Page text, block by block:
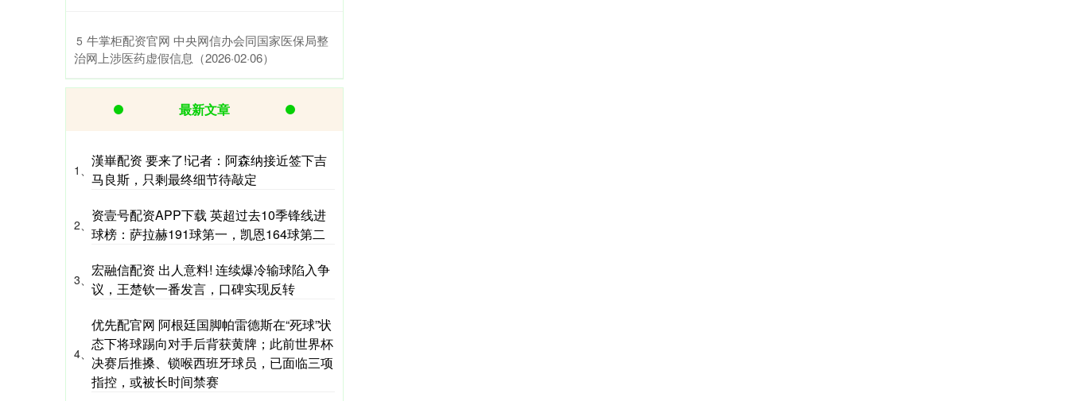
5 ​牛掌柜配资官网 中央网信办会同国家医保局整
治网上涉医药虚假信息（2026·02·06）
最新文章
1、
漢崋配资 要来了!记者：阿森纳接近签下吉
马良斯，只剩最终细节待敲定
2、
资壹号配资APP下载 英超过去10季锋线进
球榜：萨拉赫191球第一，凯恩164球第二
3、
宏融信配资 出人意料! 连续爆冷输球陷入争
议，王楚钦一番发言，口碑实现反转
4、
优先配官网 阿根廷国脚帕雷德斯在“死球”状
态下将球踢向对手后背获黄牌；此前世界杯
决赛后推搡、锁喉西班牙球员，已面临三项
指控，或被长时间禁赛